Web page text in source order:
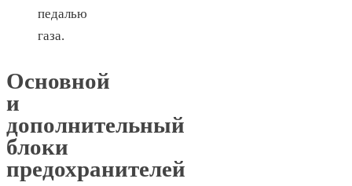
педалью
газа.
Основной
и
дополнительный
блоки
предохранителей